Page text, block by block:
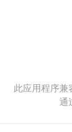
此应用程序兼
通